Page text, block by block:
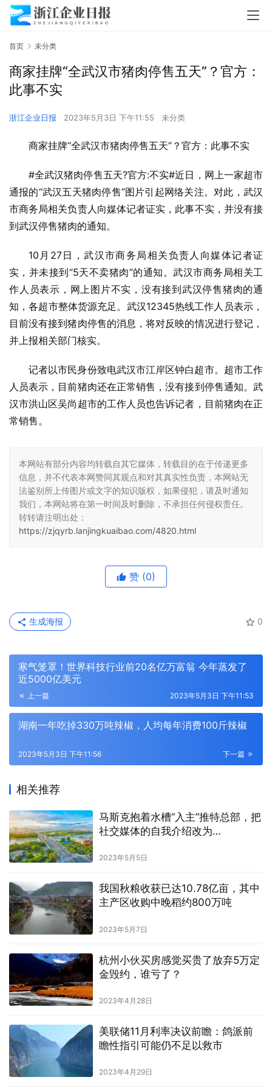
首页 未分类
商家挂牌“全武汉市猪肉停售五天”？官方：
此事不实
浙江企业日报 2023年5月3日 下午11:55 未分类
商家挂牌“全武汉市猪肉停售五天”？官方：此事不实
#全武汉猪肉停售五天?官方:不实#近日，网上一家超市
通报的“武汉五天猪肉停售”图片引起网络关注。对此，武汉
市商务局相关负责人向媒体记者证实，此事不实，并没有接
到武汉停售猪肉的通知。
10月27日，武汉市商务局相关负责人向媒体记者证
实，并未接到“5天不卖猪肉”的通知。武汉市商务局相关工
作人员表示，网上图片不实，没有接到武汉停售猪肉的通
知，各超市整体货源充足。武汉12345热线工作人员表示，
目前没有接到猪肉停售的消息，将对反映的情况进行登记，
并上报相关部门核实。
记者以市民身份致电武汉市江岸区钟白超市。超市工作
人员表示，目前猪肉还在正常销售，没有接到停售通知。武
汉市洪山区吴尚超市的工作人员也告诉记者，目前猪肉在正
常销售。
本网站有部分内容均转载自其它媒体，转载目的在于传递更多
信息，并不代表本网赞同其观点和对其真实性负责，本网站无
法鉴别所上传图片或文字的知识版权，如果侵犯，请及时通知
我们，本网站将在第一时间及时删除，不承担任何侵权责任。
转转请注明出处：
https://zjqyrb.lanjingkuaibao.com/4820.html
赞 (0)
0
生成海报
寒气笼罩！世界科技行业前20名亿万富翁 今年蒸发了
近5000亿美元
上一篇 2023年5月3日 下午11:53
湖南一年吃掉330万吨辣椒，人均每年消费100斤辣椒
下一篇
2023年5月3日 下午11:56
相关推荐
马斯克抱着水槽“入主”推特总部，把
社交媒体的自我介绍改为
2023年5月5日
我国秋粮收获已达10.78亿亩，其中
主产区收购中晚稻约800万吨
2023年5月7日
杭州小伙买房感觉买贵了放弃5万定
金毁约，谁亏了？
2023年4月28日
美联储11月利率决议前瞻：鸽派前
瞻性指引可能仍不足以救市
2023年4月29日